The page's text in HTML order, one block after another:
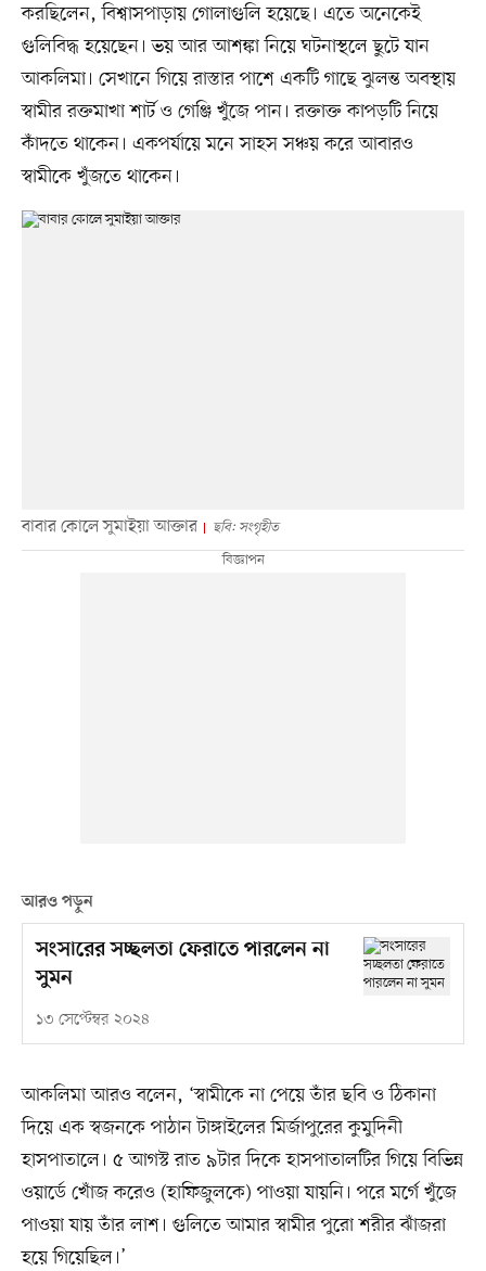
করছিলেন, বিশ্বাসপাড়ায় গোলাগুলি হয়েছে। এতে অনেকেই
গুলিবিদ্ধ হয়েছেন। ভয় আর আশঙ্কা নিয়ে ঘটনাস্থলে ছুটে যান
আকলিমা। সেখানে গিয়ে রাস্তার পাশে একটি গাছে ঝুলন্ত অবস্থায়
স্বামীর রক্তমাখা শার্ট ও গেঞ্জি খুঁজে পান। রক্তাক্ত কাপড়টি নিয়ে
কাঁদতে থাকেন। একপর্যায়ে মনে সাহস সঞ্চয় করে আবারও
স্বামীকে খুঁজতে থাকেন।
বাবার কোলে সুমাইয়া আক্তার ছবি: সংগৃহীত
আরও পড়ুন
সংসারের সচ্ছলতা ফেরাতে পারলেন না
সুমন
১৩ সেপ্টেম্বর ২০২৪
আকলিমা আরও বলেন, ‘স্বামীকে না পেয়ে তাঁর ছবি ও ঠিকানা
দিয়ে এক স্বজনকে পাঠান টাঙ্গাইলের মির্জাপুরের কুমুদিনী
হাসপাতালে। ৫ আগস্ট রাত ৯টার দিকে হাসপাতালটির গিয়ে বিভিন্ন
ওয়ার্ডে খোঁজ করেও (হাফিজুলকে) পাওয়া যায়নি। পরে মর্গে খুঁজে
পাওয়া যায় তাঁর লাশ। গুলিতে আমার স্বামীর পুরো শরীর ঝাঁজরা
হয়ে গিয়েছিল।’